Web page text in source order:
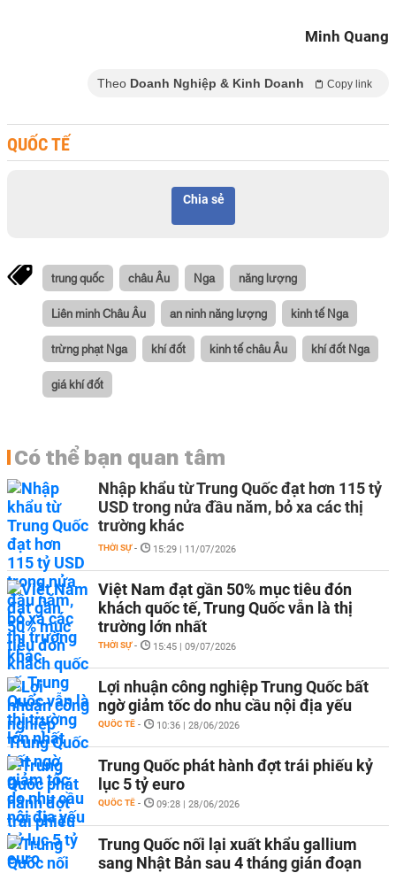
Minh Quang
Theo Doanh Nghiệp & Kinh Doanh Copy link
QUỐC TẾ
Chia sẻ
trung quốc châu Âu Nga năng lượng
Liên minh Châu Âu an ninh năng lượng kinh tế Nga
trừng phạt Nga khí đốt kinh tế châu Âu khí đốt Nga
giá khí đốt
Có thể bạn quan tâm
Nhập khẩu từ Trung Quốc đạt hơn 115 tỷ
USD trong nửa đầu năm, bỏ xa các thị
trường khác
THỜI SỰ - 15:29 | 11/07/2026
Việt Nam đạt gần 50% mục tiêu đón
khách quốc tế, Trung Quốc vẫn là thị
trường lớn nhất
THỜI SỰ - 15:45 | 09/07/2026
Lợi nhuận công nghiệp Trung Quốc bất
ngờ giảm tốc do nhu cầu nội địa yếu
QUỐC TẾ - 10:36 | 28/06/2026
Trung Quốc phát hành đợt trái phiếu kỷ
lục 5 tỷ euro
QUỐC TẾ - 09:28 | 28/06/2026
Trung Quốc nối lại xuất khẩu gallium
sang Nhật Bản sau 4 tháng gián đoạn